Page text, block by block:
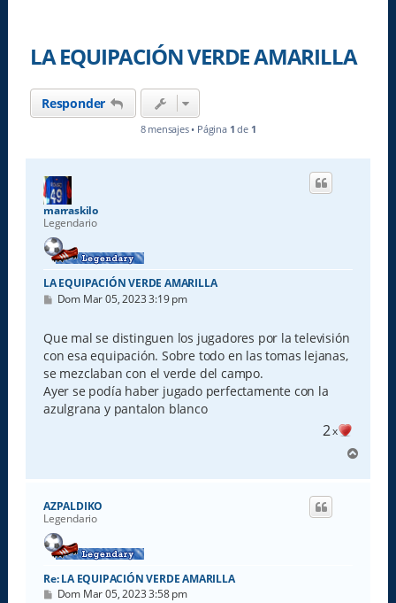
LA EQUIPACIÓN VERDE AMARILLA
Responder
8 mensajes • Página 1 de 1
marraskilo
Legendario
LA EQUIPACIÓN VERDE AMARILLA
M
s
a
j
e
Dom Mar 05, 2023 3:19 pm
Que mal se distinguen los jugadores por la televisión
con esa equipación. Sobre todo en las tomas lejanas,
se mezclaban con el verde del campo.
Ayer se podía haber jugado perfectamente con la
azulgrana y pantalon blanco
2x
r
AZPALDIKO
Legendario
Re: LA EQUIPACIÓN VERDE AMARILLA
M
Dom Mar 05, 2023 3:58 pm